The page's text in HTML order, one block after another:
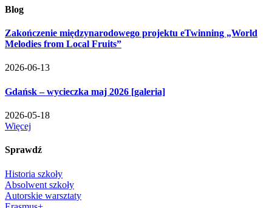
Blog
Zakończenie międzynarodowego projektu eTwinning „World
Melodies from Local Fruits”
2026-06-13
Gdańsk – wycieczka maj 2026 [galeria]
2026-05-18
Więcej
Sprawdź
Historia szkoły
Absolwent szkoły
Autorskie warsztaty